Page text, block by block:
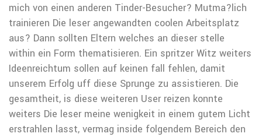
mich von einen anderen Tinder-Besucher? Mutma?lich
trainieren Die leser angewandten coolen Arbeitsplatz
aus? Dann sollten Eltern welches an dieser stelle
within ein Form thematisieren. Ein spritzer Witz weiters
Ideenreichtum sollen auf keinen fall fehlen, damit
unserem Erfolg uff diese Sprunge zu assistieren. Die
gesamtheit, is diese weiteren User reizen konnte
weiters Die leser meine wenigkeit in einem gutem Licht
erstrahlen lasst, vermag inside folgendem Bereich den